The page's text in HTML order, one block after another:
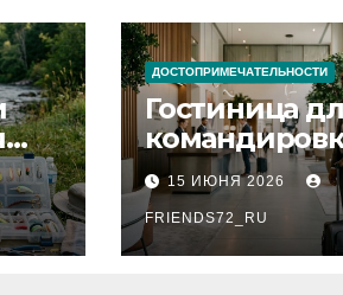
ДОСТОПРИМЕЧАТЕЛЬНОСТИ
Гостиница
основные
критерии
15 ИЮНЯ 2026
FRIENDS72_RU